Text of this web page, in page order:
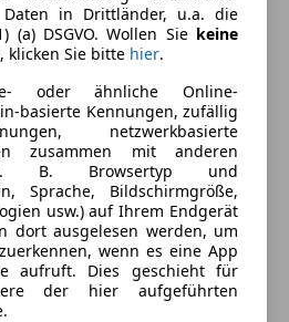
hinten
vorne
Weiß
Weiss
Metallic
Vollleder
bei SIZEK Motors
Daten in Drittländer, u.a. die
(a) DSGVO. Wollen Sie keine
klicken Sie bitte hier.
oder ähnliche Online-
basierte Kennungen, zufällig
netzwerkbasierte
zusammen mit anderen
B. Browsertyp und
Sprache, Bildschirmgröße,
usw.) auf Ihrem Endgerät
dort ausgelesen werden, um
wenn es eine App
aufruft. Dies geschieht für
der hier aufgeführten